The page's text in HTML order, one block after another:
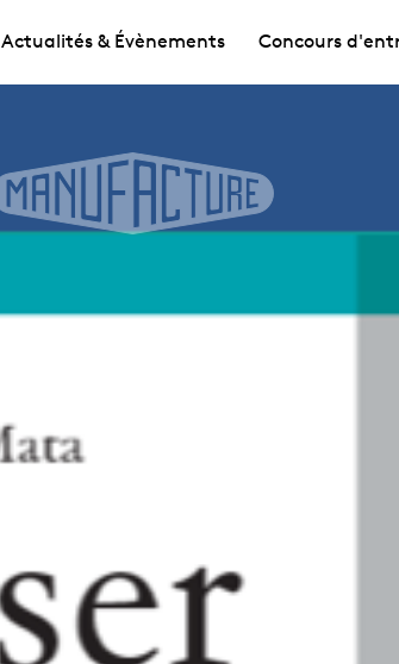
Actualités & Évènements Concours